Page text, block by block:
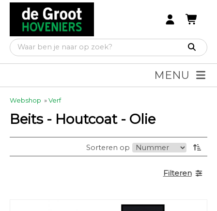
MENU
Webshop »Verf
Beits - Houtcoat - Olie
Sorteren op
Filteren